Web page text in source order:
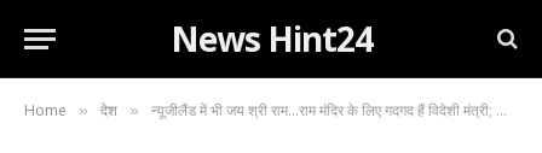
News Hint24
Home » देश » न्यूजीलैंड में भी जय श्री राम…राम मंदिर के लिए गदगद हैं विदेशी मंत्री; आना चाहते हैं अयोध्या…